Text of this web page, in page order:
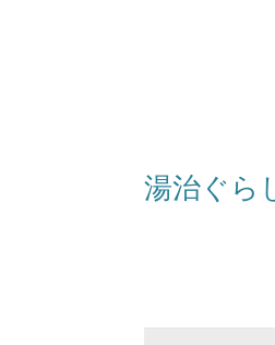
湯治ぐら